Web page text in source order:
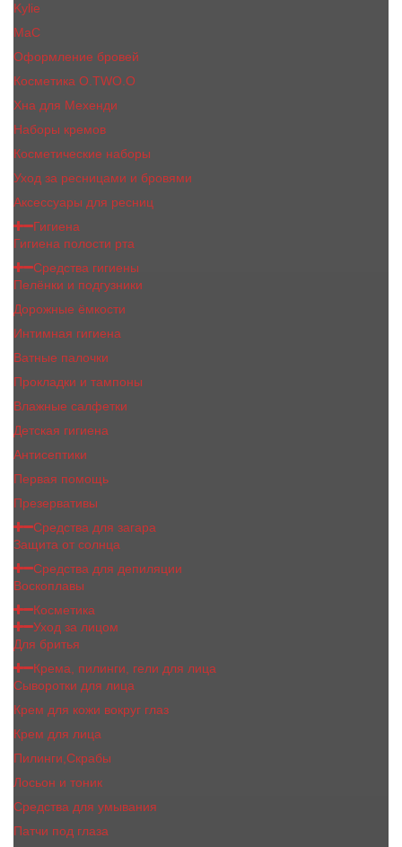
Kylie
MaC
Оформление бровей
Косметика O.TWO.O
Хна для Мехенди
Наборы кремов
Косметические наборы
Уход за ресницами и бровями
Аксессуары для ресниц
Гигиена
Гигиена полости рта
Средства гигиены
Пелёнки и подгузники
Дорожные ёмкости
Интимная гигиена
Ватные палочки
Прокладки и тампоны
Влажные салфетки
Детская гигиена
Антисептики
Первая помощь
Презервативы
Средства для загара
Защита от солнца
Средства для депиляции
Воскоплавы
Косметика
Уход за лицом
Для бритья
Крема, пилинги, гели для лица
Сыворотки для лица
Крем для кожи вокруг глаз
Крем для лица
Пилинги,Скрабы
Лосьон и тоник
Средства для умывания
Патчи под глаза